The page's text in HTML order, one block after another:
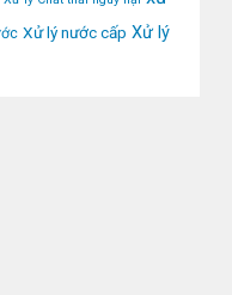
Xử lý nước cấp Xử lý